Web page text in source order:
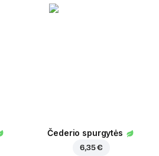
Čederio spurgytės
6,35 €